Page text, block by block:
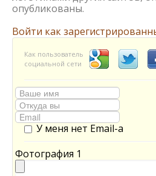
опубликованы.
Войти как
Как пользователь
социальной сети
У меня нет Email-а
Фотография 1